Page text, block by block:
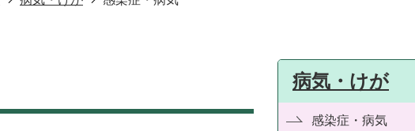
病気・けが
感染症・病気